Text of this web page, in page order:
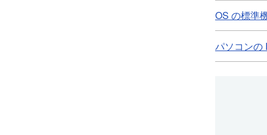
OS の標準
パソコンの